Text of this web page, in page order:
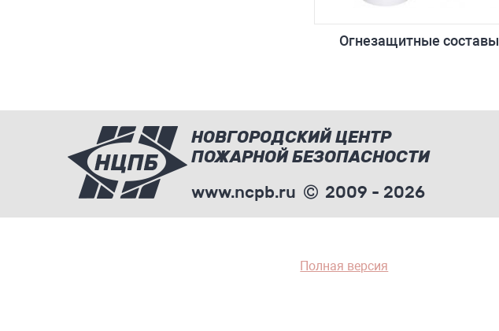
Огнезащитные составы
НОВГОРОДСКИЙ ЦЕНТР
ПОЖАРНОЙ БЕЗОПАСНОСТИ
www.ncpb.ru
2009 - 2026
Полная версия